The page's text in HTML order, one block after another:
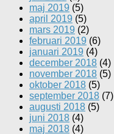
maj 2019 (5)
april 2019 (5)
mars 2019 (2)
februari 2019 (6)
januari 2019 (4)
december 2018 (4)
november 2018 (5)
oktober 2018 (5)
september 2018 (7)
augusti 2018 (5)
juni 2018 (4)
maj 2018 (4)